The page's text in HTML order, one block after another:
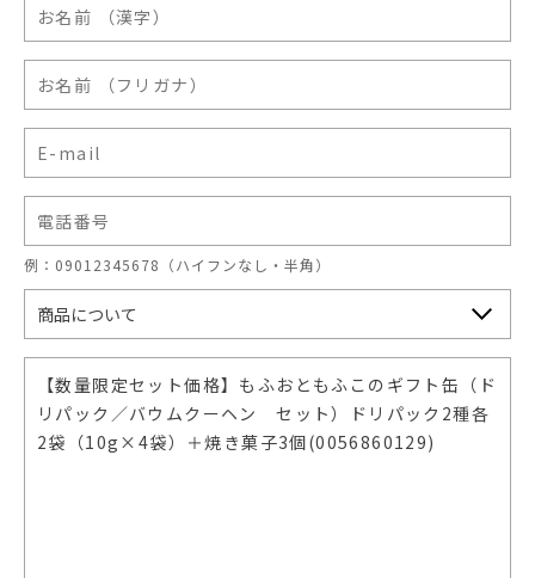
例：09012345678（ハイフンなし・半角）